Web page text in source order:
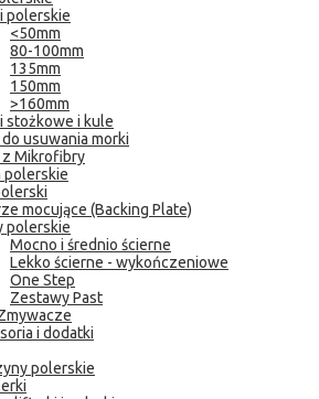
polerskie
<50mm
80-100mm
135mm
150mm
>160mm
stożkowe i kule
do usuwania morki
z Mikrofibry
polerskie
mocujące (Backing Plate)
polerskie
Mocno i średnio ścierne
Lekko ścierne - wykończeniowe
One Step
Zestawy Past
i dodatki
polerskie